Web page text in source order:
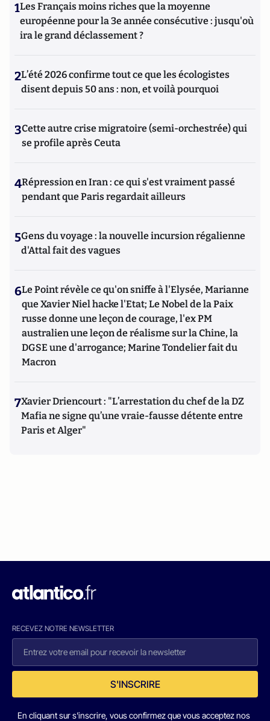
1Les Français moins riches que la moyenne
européenne pour la 3e année consécutive : jusqu'où
ira le grand déclassement ?
2L’été 2026 confirme tout ce que les écologistes
disent depuis 50 ans : non, et voilà pourquoi
3Cette autre crise migratoire (semi-orchestrée) qui
se profile après Ceuta
4Répression en Iran : ce qui s'est vraiment passé
pendant que Paris regardait ailleurs
5Gens du voyage : la nouvelle incursion régalienne
d'Attal fait des vagues
6Le Point révèle ce qu'on sniffe à l'Elysée, Marianne
que Xavier Niel hacke l'Etat; Le Nobel de la Paix
russe donne une leçon de courage, l'ex PM
australien une leçon de réalisme sur la Chine, la
DGSE une d'arrogance; Marine Tondelier fait du
Macron
7Xavier Driencourt : "L’arrestation du chef de la DZ
Mafia ne signe qu’une vraie-fausse détente entre
Paris et Alger"
RECEVEZ NOTRE NEWSLETTER
S'INSCRIRE
En cliquant sur s'inscrire, vous confirmez que vous acceptez nos